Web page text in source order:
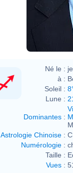
Né le :
à :
Soleil :
Lune :
Dominantes :
Astrologie Chinoise :
Numérologie :
Taille :
Vues :